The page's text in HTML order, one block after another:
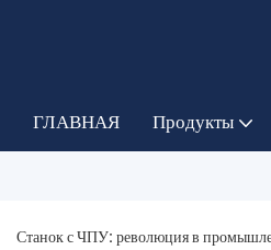
ГЛАВНАЯ Продукты
Станок с ЧПУ: революция в